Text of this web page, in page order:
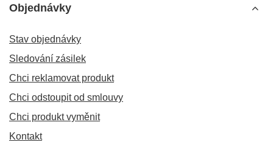
Objednávky
Stav objednávky
Sledování zásilek
Chci reklamovat produkt
Chci odstoupit od smlouvy
Chci produkt vyměnit
Kontakt